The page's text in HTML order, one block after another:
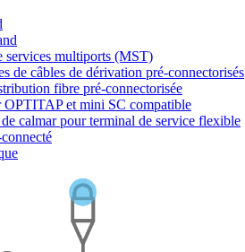
services multiports (MST)
de câbles de dérivation pré-connectorisés
fibre pré-connectorisée
OPTITAP et mini SC compatible
calmar pour terminal de service flexible